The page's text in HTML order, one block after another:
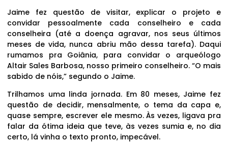
Jaime fez questão de visitar, explicar o projeto e
convidar pessoalmente cada conselheiro e cada
conselheira (até a doença agravar, nos seus últimos
meses de vida, nunca abriu mão dessa tarefa). Daqui
rumamos pra Goiânia, para convidar o arqueólogo
Altair Sales Barbosa, nosso primeiro conselheiro. “O mais
sabido de nóis,” segundo o Jaime.
Trilhamos uma linda jornada. Em 80 meses, Jaime fez
questão de decidir, mensalmente, o tema da capa e,
quase sempre, escrever ele mesmo. Às vezes, ligava pra
falar da ótima ideia que teve, às vezes sumia e, no dia
certo, lá vinha o texto pronto, impecável.